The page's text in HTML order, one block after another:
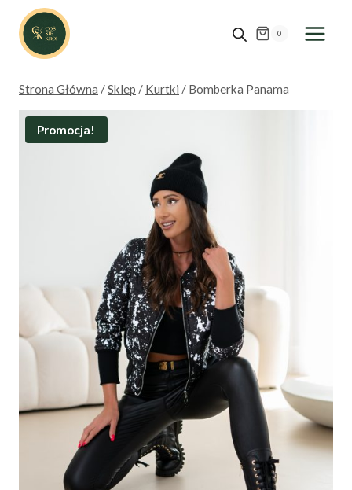
Przejdź
treści
0
Strona Główna /Sklep / Kurtki / Bomberka Panama
Promocja!